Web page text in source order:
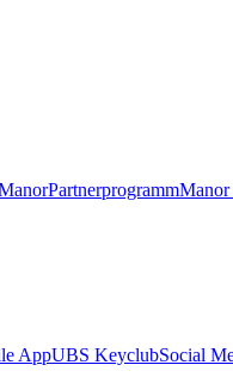
PartnerprogrammManor
AppUBS KeyclubSocial